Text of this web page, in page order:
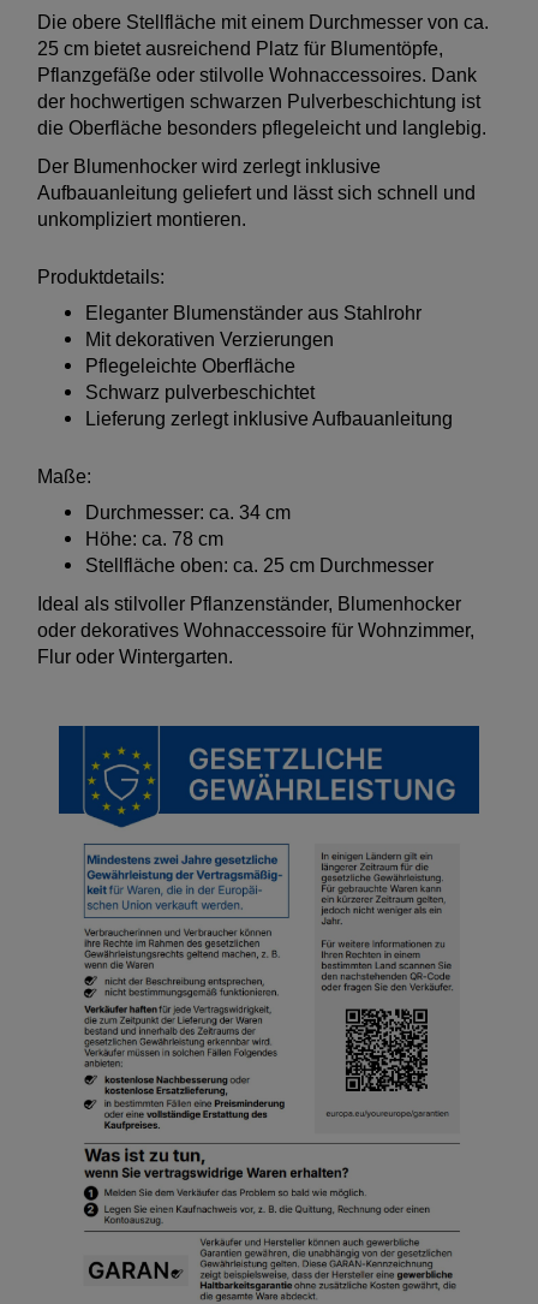
Die obere Stellfläche mit einem Durchmesser von ca.
25 cm bietet ausreichend Platz für Blumentöpfe,
Pflanzgefäße oder stilvolle Wohnaccessoires. Dank
der hochwertigen schwarzen Pulverbeschichtung ist
die Oberfläche besonders pflegeleicht und langlebig.
Der Blumenhocker wird zerlegt inklusive
Aufbauanleitung geliefert und lässt sich schnell und
unkompliziert montieren.
Produktdetails:
Eleganter Blumenständer aus Stahlrohr
Mit dekorativen Verzierungen
Pflegeleichte Oberfläche
Schwarz pulverbeschichtet
Lieferung zerlegt inklusive Aufbauanleitung
Maße:
Durchmesser: ca. 34 cm
Höhe: ca. 78 cm
Stellfläche oben: ca. 25 cm Durchmesser
Ideal als stilvoller Pflanzenständer, Blumenhocker
oder dekoratives Wohnaccessoire für Wohnzimmer,
Flur oder Wintergarten.